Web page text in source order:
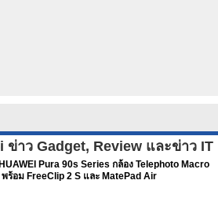
ข่าว Gadget, Review และข่าว IT
Pura 90s Series กล้อง Telephoto Macro
พร้อม FreeClip 2 S และ MatePad Air